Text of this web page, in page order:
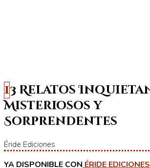
13 Relatos Inquietantes
Misteriosos y
Sorprendentes
Éride Ediciones
YA DISPONIBLE CON ÉRIDE EDICIONES